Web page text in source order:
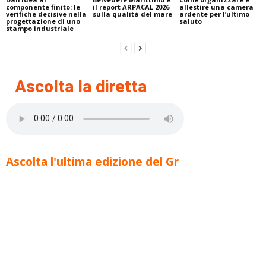
componente finito: le
verifiche decisive nella
progettazione di uno
stampo industriale
il report ARPACAL 2026
sulla qualità del mare
allestire una camera
ardente per l’ultimo
saluto
Ascolta la diretta
Ascolta l'ultima edizione del Gr